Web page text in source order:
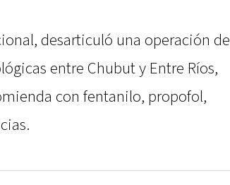
desarticuló una operación de
entre Chubut y Entre Ríos,
con fentanilo, propofol,